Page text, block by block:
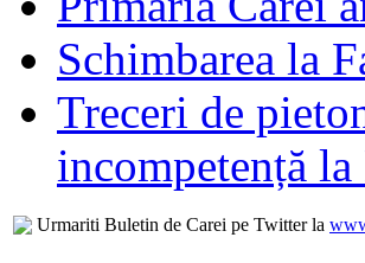
Schimbarea la
Treceri de
incompetență
Urmariti Buletin de Carei pe Twitter la